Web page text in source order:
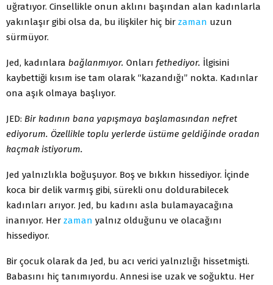
uğratıyor. Cinsellikle onun aklını başından alan kadınlarla
yakınlaşır gibi olsa da, bu ilişkiler hiç bir zaman uzun
sürmüyor.
Jed, kadınlara bağlanmıyor. Onları fethediyor. İlgisini
kaybettiği kısım ise tam olarak “kazandığı” nokta. Kadınlar
ona aşık olmaya başlıyor.
JED: Bir kadının bana yapışmaya başlamasından nefret
ediyorum. Özellikle toplu yerlerde üstüme geldiğinde oradan
kaçmak istiyorum.
Jed yalnızlıkla boğuşuyor. Boş ve bıkkın hissediyor. İçinde
koca bir delik varmış gibi, sürekli onu doldurabilecek
kadınları arıyor. Jed, bu kadını asla bulamayacağına
inanıyor. Her zaman yalnız olduğunu ve olacağını
hissediyor.
Bir çocuk olarak da Jed, bu acı verici yalnızlığı hissetmişti.
Babasını hiç tanımıyordu. Annesi ise uzak ve soğuktu. Her